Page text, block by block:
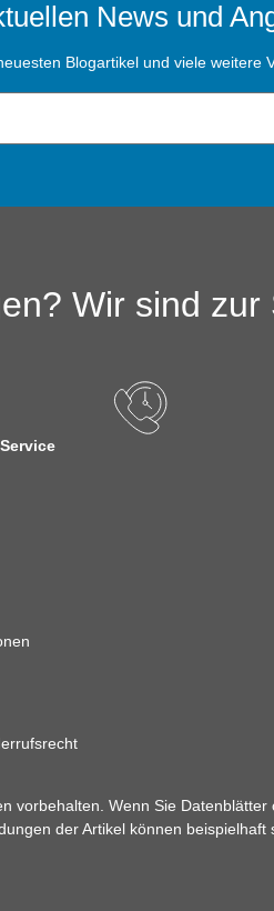
News und
Blogartikel und viele weitere
Wir sind zur
vorbehalten. Wenn Sie
der Artikel können beispielhaft